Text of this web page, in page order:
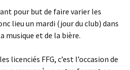
pour but de faire varier les
lieu un mardi (jour du club) dans
musique et de la bière.
licenciés FFG, c’est l’occasion de